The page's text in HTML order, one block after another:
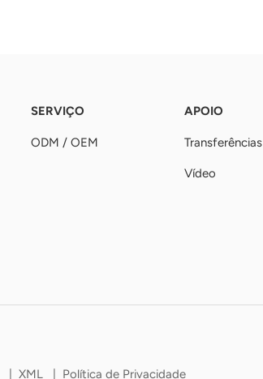
SERVIÇO
ODM / OEM
APOIO
Transferências
Vídeo
XML Política de Privacidade